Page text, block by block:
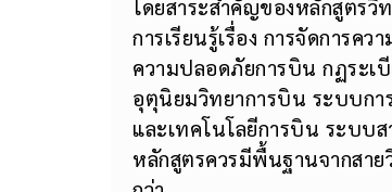
โดยสาระสำคัญของหลักสูตร
การเรียนรู้เรื่อง การจัดการ
ความปลอดภัยการบิน กฏระ
อุตุนิยมวิทยาการบิน ระบบกา
และเทคโนโลยีการบิน ระบบ
หลักสูตรควรมีพื้นฐานจากสา